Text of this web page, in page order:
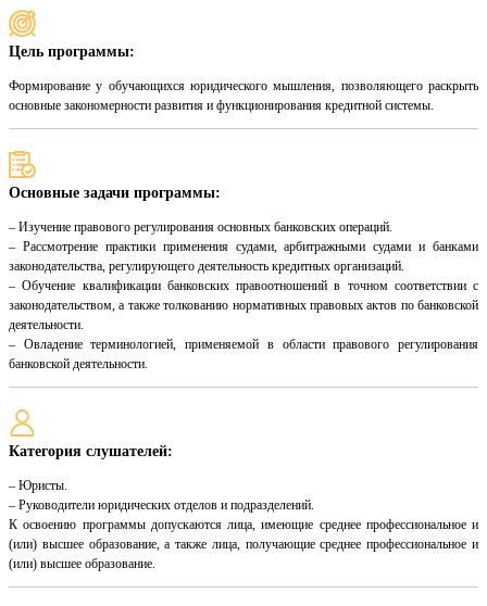
Цель программы:
Формирование у обучающихся юридического мышления, позволяющего раскрыть
основные закономерности развития и функционирования кредитной системы.
Основные задачи программы:
– Изучение правового регулирования основных банковских операций.
– Рассмотрение практики применения судами, арбитражными судами и банками
законодательства, регулирующего деятельность кредитных организаций.
– Обучение квалификации банковских правоотношений в точном соответствии с
законодательством, а также толкованию нормативных правовых актов по банковской
деятельности.
– Овладение терминологией, применяемой в области правового регулирования
банковской деятельности.
Категория слушателей:
– Юристы.
– Руководители юридических отделов и подразделений.
К освоению программы допускаются лица, имеющие среднее профессиональное и
(или) высшее образование, а также лица, получающие среднее профессиональное и
(или) высшее образование.